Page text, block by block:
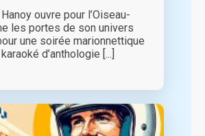
ouvre pour l’Oiseau-
les portes de son univers
une soirée marionnettique
d’anthologie [...]